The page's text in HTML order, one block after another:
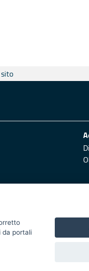
da portali